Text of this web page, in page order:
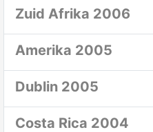
Zuid Afrika 2006
Amerika 2005
Dublin 2005
Costa Rica 2004